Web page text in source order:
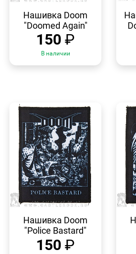
ПРОСМОТР
Нашивка Doom
"Doomed Again"
150 ₽
В наличии
ПРОСМОТР
Нашивка Doom
"Police Bastard"
150 ₽